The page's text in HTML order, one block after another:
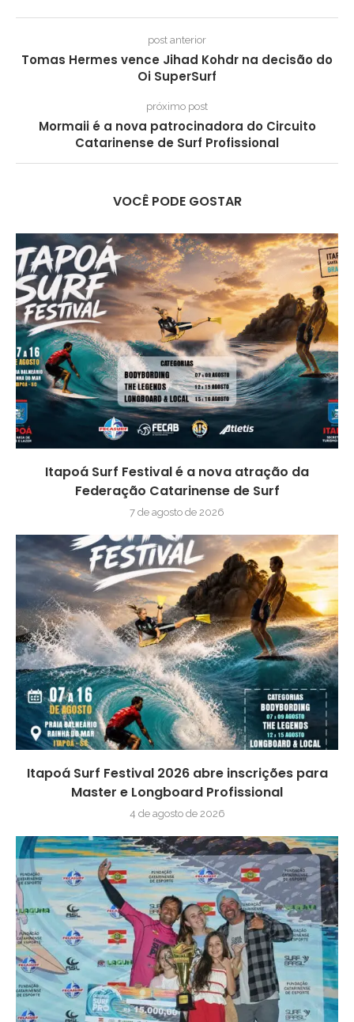
post anterior
Tomas Hermes vence Jihad Kohdr na decisão do
Oi SuperSurf
próximo post
Mormaii é a nova patrocinadora do Circuito
Catarinense de Surf Profissional
VOCÊ PODE GOSTAR
Itapoá Surf Festival é a nova atração da
Federação Catarinense de Surf
7 de agosto de 2026
Itapoá Surf Festival 2026 abre inscrições para
Master e Longboard Profissional
4 de agosto de 2026